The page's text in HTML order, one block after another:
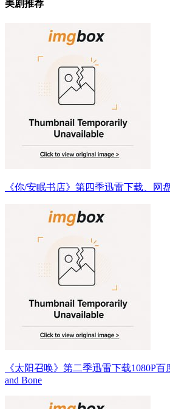
美剧推荐
《你/安眠书店》第四季迅雷下载、网
《太阳召唤》第二季迅雷下载1080P
and Bone